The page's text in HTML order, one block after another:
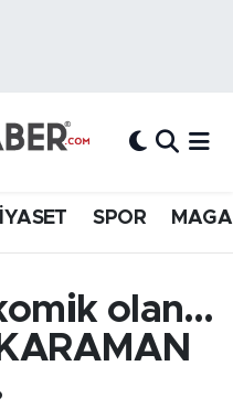
SPOR
olan…
ve Fikstür